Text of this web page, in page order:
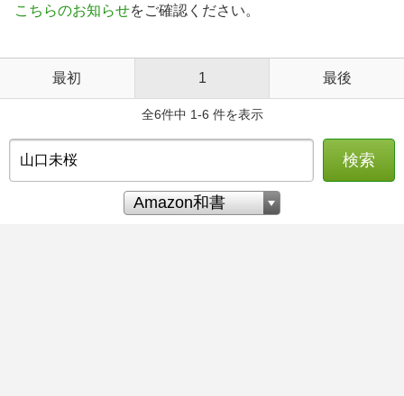
こちらのお知らせをご確認ください。
最初 1 最後
全6件中 1-6 件を表示
検索